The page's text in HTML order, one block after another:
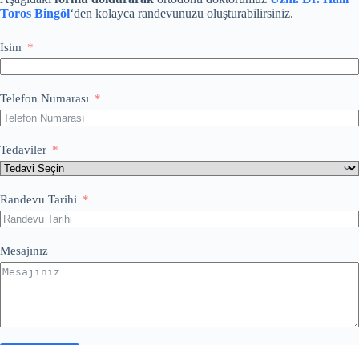
Toros Bingöl‘den kolayca randevunuzu oluşturabilirsiniz.
İsim
Telefon Numarası
Tedaviler
Randevu Tarihi
Mesajınız